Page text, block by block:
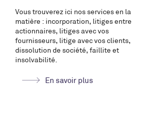
Vous trouverez ici nos services en la
matière : incorporation, litiges entre
actionnaires, litiges avec vos
fournisseurs, litige avec vos clients,
dissolution de société, faillite et
insolvabilité.
En savoir plus